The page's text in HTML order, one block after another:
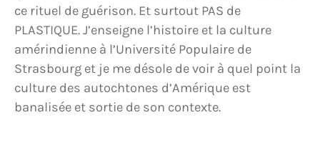
ce rituel de guérison. Et surtout PAS de
PLASTIQUE. J’enseigne l’histoire et la culture
amérindienne à l’Université Populaire de
Strasbourg et je me désole de voir à quel point la
culture des autochtones d’Amérique est
banalisée et sortie de son contexte.